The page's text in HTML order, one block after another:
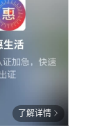
了解详情